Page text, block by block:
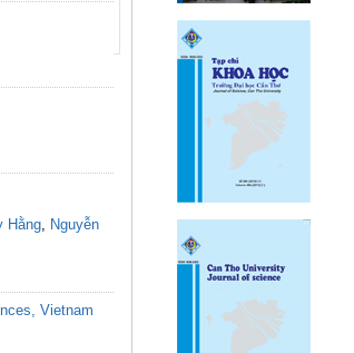
Hằng, Nguyễn
Vietnam